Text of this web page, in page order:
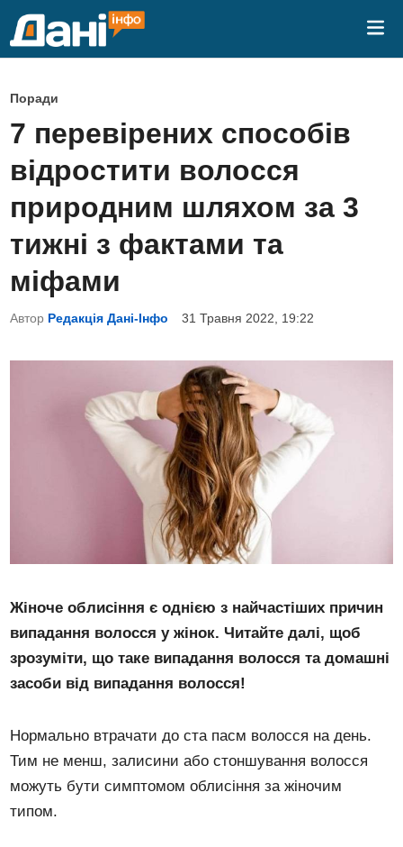
P
o
s
e
d
n
Поради
7 перевірених способів
відростити волосся
природним шляхом за 3
тижні з фактами та
міфами
Автор Редакція Дані-Інфо 31 Травня 2022, 19:22
Жіноче облисіння є однією з найчастіших причин
випадання волосся у жінок. Читайте далі, щоб
зрозуміти, що таке випадання волосся та домашні
засоби від випадання волосся!
Нормально втрачати до ста пасм волосся на день.
Тим не менш, залисини або стоншування волосся
можуть бути симптомом облисіння за жіночим
типом.